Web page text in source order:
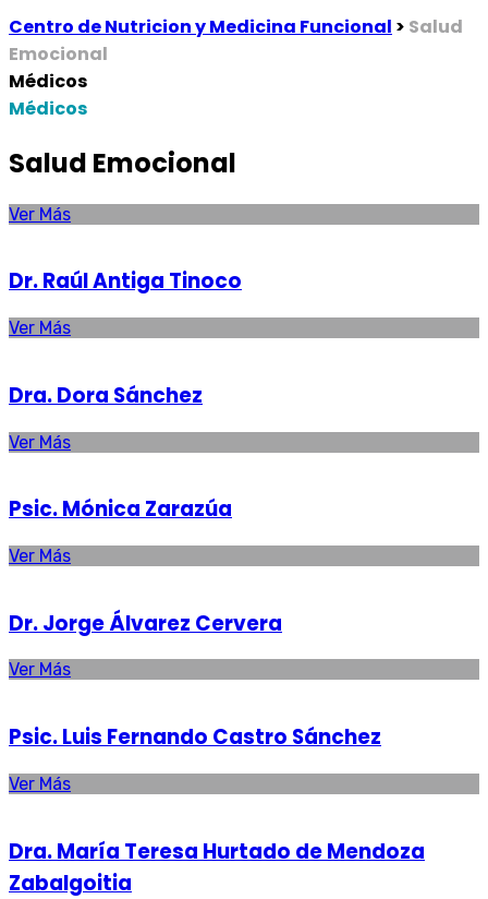
Centro de Nutricion y Medicina Funcional > Salud
Emocional
Médicos
Médicos
Salud Emocional
Ver Más
Dr. Raúl Antiga Tinoco
Ver Más
Dra. Dora Sánchez
Ver Más
Psic. Mónica Zarazúa
Ver Más
Dr. Jorge Álvarez Cervera
Ver Más
Psic. Luis Fernando Castro Sánchez
Ver Más
Dra. María Teresa Hurtado de Mendoza
Zabalgoitia